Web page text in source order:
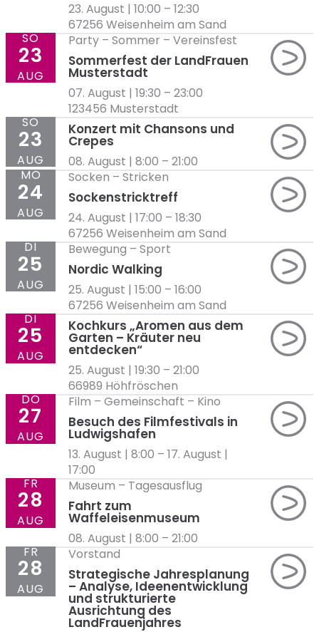
23. August | 10:00 – 12:30
67256 Weisenheim am Sand
Sommerfest der LandFrauen
Musterstadt
Party– Sommer – Vereinsfest
07. August | 19:30 – 23:00
123456 Musterstadt
SO
23
AUG
Konzert mit Chansons und
Crepes
08. August | 8:00 – 21:00
SO
23
AUG
Sockenstricktreff
Socken – Stricken
24. August | 17:00 – 18:30
67256 Weisenheim am Sand
MO
24
AUG
Nordic Walking
Bewegung – Sport
25. August | 15:00 – 16:00
67256 Weisenheim am Sand
DI
25
AUG
Kochkurs „Aromen aus dem
Garten – Kräuter neu
entdecken​“
25. August | 19:30 – 21:00
66989 Höhfröschen
DI
25
AUG
Besuch des Filmfestivals in
Ludwigshafen
Film – Gemeinschaft – Kino
13. August | 8:00 – 17. August |
17:00
DO
27
AUG
Fahrt zum
Waffeleisenmuseum
Museum – Tagesausflug
08. August | 8:00 – 21:00
FR
28
AUG
Strategische Jahresplanung
– Analyse, Ideenentwicklung
und strukturierte
Ausrichtung des
LandFrauenjahres
Vorstand
FR
28
AUG